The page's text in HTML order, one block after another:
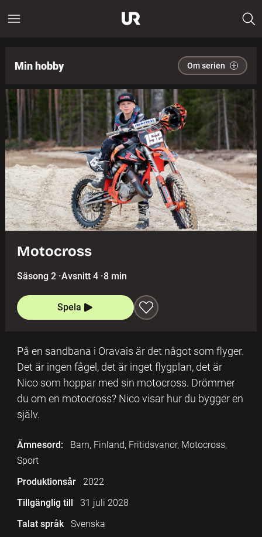
Min hobby Om serien
Motocross
Säsong 2 ·Avsnitt 4 ·8 min
Spela
På en sandbana i Oravais är det något som flyger.
Det är ingen fågel, det är inget flygplan, det är
Nico som hoppar med sin motocross. Drömmer
du om en motocross? Nico visar hur du bygger en
själv.
Ämnesord:
Barn, Finland, Fritidsvanor, Motocross,
Sport
Produktionsår
2022
Tillgänglig till
31 juli 2028
Talat språk
Svenska